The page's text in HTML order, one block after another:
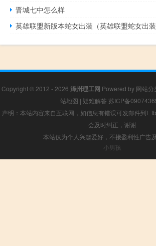
晋城七中怎么样
英雄联盟新版本蛇女出装（英雄联盟蛇女出装
Copyright © 2012 - 2026 漳州理工网 Powered by 网站分
站地图 | 疑难解答 苏ICP备
声明：本站内容来自互联网，如信息有错误可发邮件到
会及时纠正，谢谢
本站仅为个人兴趣爱好，不接盈利性广告
小男孩